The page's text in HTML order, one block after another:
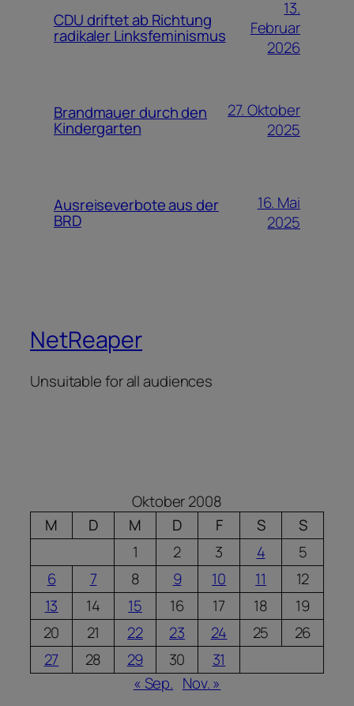
CDU driftet ab Richtung
radikaler Linksfeminismus
13.
Februar
2026
Brandmauer durch den
Kindergarten
27. Oktober
2025
Ausreiseverbote aus der
BRD
16. Mai
2025
NetReaper
Unsuitable for all audiences
Oktober 2008
M
D M D F S
S
1
2 3 4
5
6
7 8 9 10 11
12
13
14 15 16 17 18
19
20
21 22 23 24 25
26
27
28 29 30
31
« Sep. Nov. »